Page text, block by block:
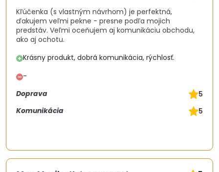
Kľúčenka (s vlastným návrhom) je perfektná,
ďakujem veľmi pekne - presne podľa mojich
predstáv. Veľmi oceňujem aj komunikáciu obchodu,
ako aj ochotu.
+Krásny produkt, dobrá komunikácia, rýchlosť.
– -
Doprava
5
Komunikácia
5